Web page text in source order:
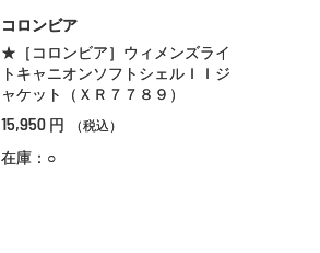
コロンビア
★［コロンビア］ウィメンズライ
トキャニオンソフトシェルＩＩジ
ャケット（ＸＲ７７８９）
15,950 円 （税込）
在庫：○